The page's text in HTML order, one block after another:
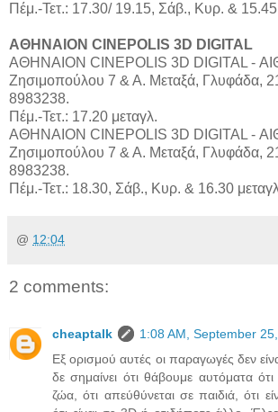
Πέμ.-Τετ.: 17.30/ 19.15, Σάβ., Κυρ. & 15.45
ΑΘΗΝΑΙΟΝ CINEPOLIS 3D DIGITAL
ΑΘΗΝΑΙΟΝ CINEPOLIS 3D DIGITAL -
Ζησιμοπούλου 7 & Α. Μεταξά, Γλυφάδα,
8983238.
Πέμ.-Τετ.: 17.20 μεταγλ.
ΑΘΗΝΑΙΟΝ CINEPOLIS 3D DIGITAL -
Ζησιμοπούλου 7 & Α. Μεταξά, Γλυφάδα,
8983238.
Πέμ.-Τετ.: 18.30, Σάβ., Κυρ. & 16.30
@ 12:04
2 comments:
cheaptalk
1:08 AM, September
Εξ ορισμού αυτές οι παραγωγές δεν
δε σημαίνει ότι θάβουμε αυτόματα
ζώα, ότι απεύθύνεται σε παιδιά, ότι